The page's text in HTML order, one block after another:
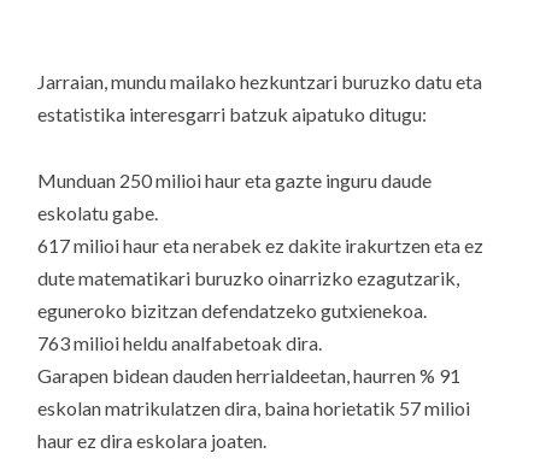
Jarraian, mundu mailako hezkuntzari buruzko datu eta
estatistika interesgarri batzuk aipatuko ditugu:
Munduan 250 milioi haur eta gazte inguru daude
eskolatu gabe.
617 milioi haur eta nerabek ez dakite irakurtzen eta ez
dute matematikari buruzko oinarrizko ezagutzarik,
eguneroko bizitzan defendatzeko gutxienekoa.
763 milioi heldu analfabetoak dira.
Garapen bidean dauden herrialdeetan, haurren % 91
eskolan matrikulatzen dira, baina horietatik 57 milioi
haur ez dira eskolara joaten.